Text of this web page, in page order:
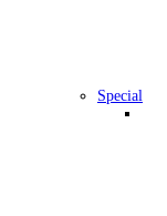
Special